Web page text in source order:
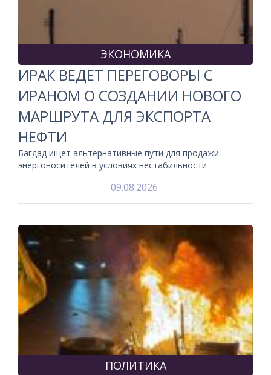
ЭКОНОМИКА
ИРАК ВЕДЕТ ПЕРЕГОВОРЫ С
ИРАНОМ О СОЗДАНИИ НОВОГО
МАРШРУТА ДЛЯ ЭКСПОРТА
НЕФТИ
Багдад ищет альтернативные пути для продажи
энергоносителей в условиях нестабильности
09.08.2026
ПОЛИТИКА